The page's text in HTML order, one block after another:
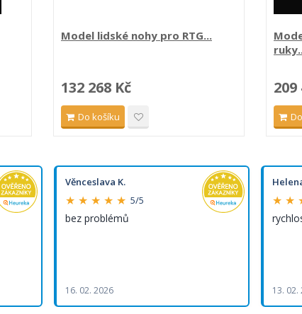
Model lidské nohy pro RTG...
132 268 Kč
Do košíku
209
Věnceslava K.
★ ★ ★ ★ ★ 5/5
bez problémů
16. 02. 2026
★ ★
13. 02.